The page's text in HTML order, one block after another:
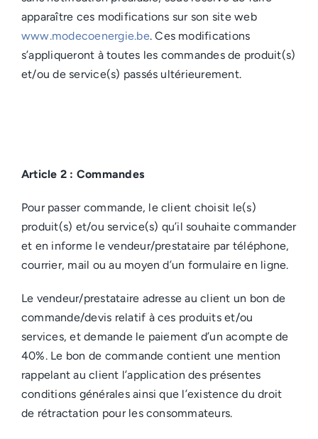
apparaître ces modifications sur son site web
www.modecoenergie.be. Ces modifications
s’appliqueront à toutes les commandes de produit(s)
et/ou de service(s) passés ultérieurement.
Article 2 : Commandes
Pour passer commande, le client choisit le(s)
produit(s) et/ou service(s) qu’il souhaite commander
et en informe le vendeur/prestataire par téléphone,
courrier, mail ou au moyen d’un formulaire en ligne.
Le vendeur/prestataire adresse au client un bon de
commande/devis relatif à ces produits et/ou
services, et demande le paiement d’un acompte de
40%. Le bon de commande contient une mention
rappelant au client l’application des présentes
conditions générales ainsi que l’existence du droit
de rétractation pour les consommateurs.